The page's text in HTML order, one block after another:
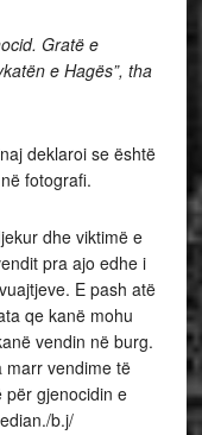
Gratë e
e Hagës”, tha
deklaroi se është
fotografi.
dhe viktimë e
pra ajo edhe i
E pash atë
qe kanë mohu
vendin në burg.
marr vendime të
për gjenocidin e
b.j/